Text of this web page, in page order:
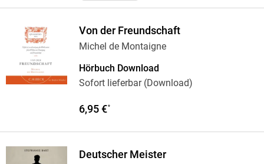
Von der Freundschaft
Michel de Montaigne
Hörbuch Download
Sofort lieferbar (Download)
6,95 €*
Deutscher Meister